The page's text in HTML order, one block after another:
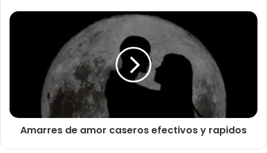
Amarres de amor caseros efectivos y rapidos